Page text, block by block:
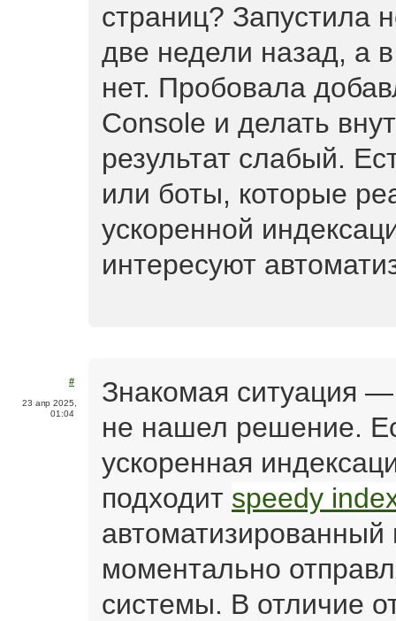
страниц? Запустила
две недели назад, а
нет. Пробовала
Console и делать
результат слабый.
или боты, которые
ускоренной
интересуют
#
23 апр 2025,
01:04
Знакомая ситуация
не нашел решение.
ускоренная
подходит speedy
автоматизированный
моментально
системы. В отличие